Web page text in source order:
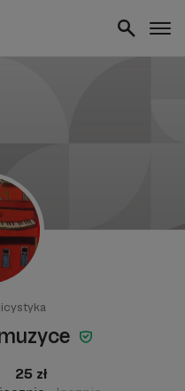
25 zł